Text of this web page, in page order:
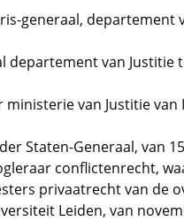
generaal, departement
departement van Justitie
ministerie van Justitie
Staten-Generaal, van
conflictenrecht,
privaatrecht van de
Leiden, van